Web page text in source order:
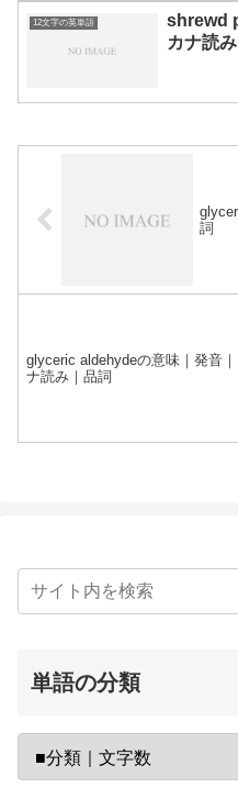
12文字の英単語
shrewd
カナ読
詞
glyceric aldehydeの意味｜発音
ナ読み｜品詞
単語の分類